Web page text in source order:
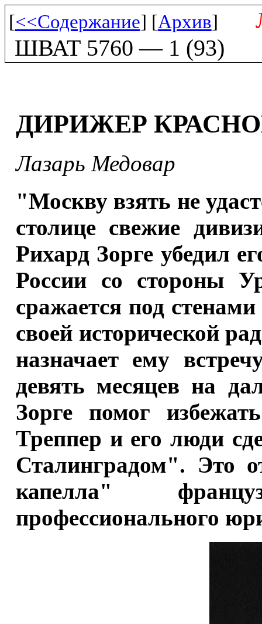
[<<Содержание] [Архив]
ШВАТ 5760 — 1 (93)
ДИРИЖЕР
Лазарь Медовар
"Москву взять не
столице свежие
Рихард Зорге убедил
России со стороны
сражается под
своей исторической
назначает ему
девять месяцев на
Зорге помог
Треппер и его люди
Сталинградом". Это
капелла"
профессионального